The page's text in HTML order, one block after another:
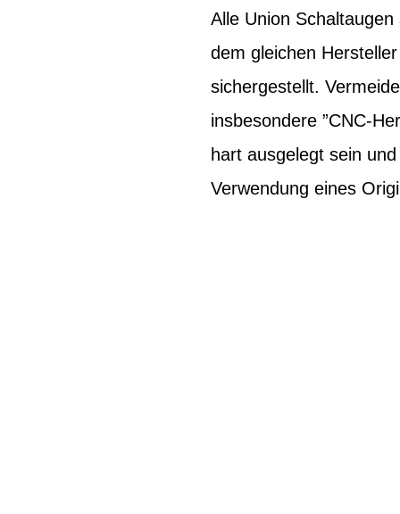
Alle Union
dem gleichen
sichergestellt.
insbesondere ”CNC-
hart ausgelegt sein
Verwendung eines